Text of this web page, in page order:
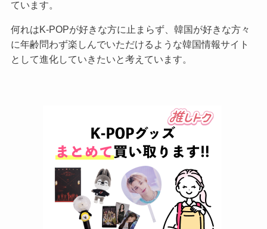
ています。
何れはK-POPが好きな方に止まらず、韓国が好きな方々
に年齢問わず楽しんでいただけるような韓国情報サイト
として進化していきたいと考えています。